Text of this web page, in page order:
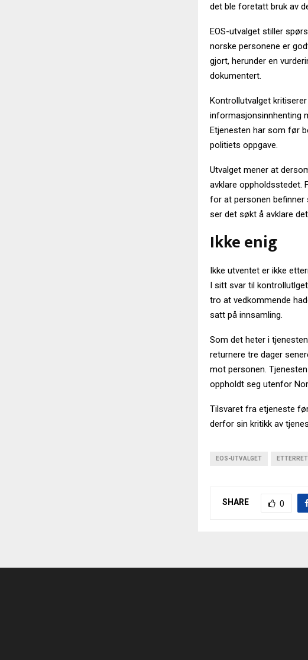
det ble foretatt bruk av
EOS-utvalget stiller
norske personene er
gjort, herunder en
dokumentert.
Kontrollutvalget
informasjonsinnhenting
Etjenesten har som før
politiets oppgave.
Utvalget mener at
avklare oppholdsstedet.
for at personen befinner
ser det søkt å avklare
Ikke enig
Ikke utventet er ikke
I sitt svar til
tro at vedkommende
satt på innsamling.
Som det heter i
returnere tre dager
mot personen.
oppholdt seg utenfor
Tilsvaret fra etjeneste
derfor sin kritikk av
EOS-UTVALGET
SHARE 0